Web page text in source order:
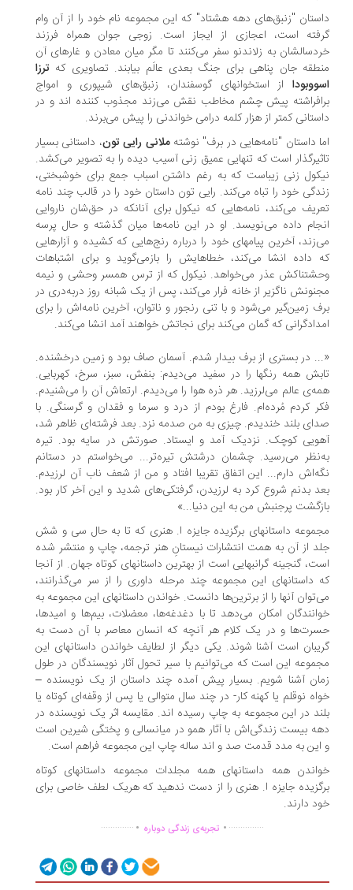
"زنبق‌های دهه هشتاد" که این مجموعه نام خود را از آن وام
است، اعجازی از ایجاز است. زوجی جوان همراه فرزند
به زلاندنو سفر می‌کنند تا مگر میان معادن و غارهای آن
جان پناهی برای جنگ بعدی عالَم بیابند. تصاویری کهترزا
از استخوانهای گوسفندان، زنبق‌های شیپوری و امواج
پیش چشم مخاطب نقش می‌زند مجذوب کننده اند و در
کمتر از هزار کلمه درامی خواندنی را پیش می‌برند.
داستان "نامه‌هایی در برف" نوشته ملانی رایی تون، داستانی بسیار
است که تنهایی عمیق زنی آسیب دیده را به تصویر می‌کشد.
زنی زیباست که به رغم داشتن اسباب جمع برای خوشبختی،
خود را تباه می‌کند. رایی تون داستان خود را در قالب چند نامه
می‌کند، نامه‌هایی که نیکول برای آنانکه در حق‌شان ناروایی
داده می‌نویسد. او در این نامه‌ها میان گذشته و حال پرسه
آخرین پیامهای خود را درباره رنج‌هایی که کشیده و آزارهایی
داده انشا می‌کند، خطاهایش را بازمی‌گوید و برای اشتباهات
عذر می‌خواهد. نیکول که از ترس همسر وحشی و نیمه
ناگزیر از خانه فرار می‌کند، پس از یک شبانه روز دربه‌دری در
زمین‌گیر می‌شود و با تنی رنجور و ناتوان، آخرین نامه‌اش را برای
که گمان می‌کند برای نجاتش خواهند آمد انشا می‌کند.
در بستری از برف بیدار شدم. آسمان صاف بود و زمین درخشنده.
همه رنگها را در سفید می‌دیدم: بنفش، سبز، سرخ، کهربایی.
عالم می‌لرزید. هر ذره هوا را می‌دیدم. ارتعاش آن را می‌شنیدم.
کردم مُرده‌ام. فارغ بودم از درد و سرما و فقدان و گرسنگی. با
بلند خندیدم. چیزی به من صدمه نزد. بعد فرشته‌ای ظاهر شد،
کوچک. نزدیک آمد و ایستاد. صورتش در سایه بود. تیره
می‌رسید. چشمان درشتش تیره‌تر... می‌خواستم در دستانم
دارم... این اتفاق تقریبا افتاد و من از شعف ناب آن لرزیدم.
بدنم شروع کرد به لرزیدن، گرفتکی‌های شدید و این آخر کار بود.
پرجنبش من به این دنیا...»
داستانهای برگزیده جایزه ا. هنری که تا به حال سی و شش
از آن به همت انتشارات نیستانِ هنر ترجمه، چاپ و منتشر شده
گنجینه گرانبهایی است از بهترین داستانهای کوتاه جهان. از آنجا
داستانهای این مجموعه چند مرحله داوری را از سر می‌گذرانند،
آنها را از برترین‌ها دانست. خواندن داستانهای این مجموعه به
امکان می‌دهد تا با دغدغه‌ها، معضلات، بیم‌ها و امیدها،
و در یک کلام هر آنچه که انسان معاصر با آن دست به
است آشنا شوند. یکی دیگر از لطایف خواندن داستانهای این
این است که می‌توانیم با سیر تحول آثار نویسندگان در طول
آشنا شویم. بسیار پیش آمده چند داستان از یک نویسنده –
نوقلم یا کهنه کار- در چند سال متوالی یا پس از وقفه‌ای کوتاه یا
در این مجموعه به چاپ رسیده اند. مقایسه اثر یک نویسنده در
بیست زندگی‌اش با آثار همو در میانسالی و پختگی شیرین است
به مدد قدمت صد و اند ساله چاپ این مجموعه فراهم است.
همه داستانهای همه مجلدات مجموعه داستانهای کوتاه
جایزه ا. هنری را از دست ندهید که هریک لطف خاصی برای
دارند.
...............
. تجربه‌ی زندگی دوباره.
..............